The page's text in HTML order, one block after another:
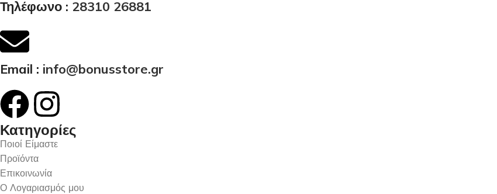
Τηλέφωνο : 28310 26881
Email : info@bonusstore.gr
Κατηγορίες
Ποιοί Είμαστε
Προϊόντα
Επικοινωνία
Ο Λογαριασμός μου